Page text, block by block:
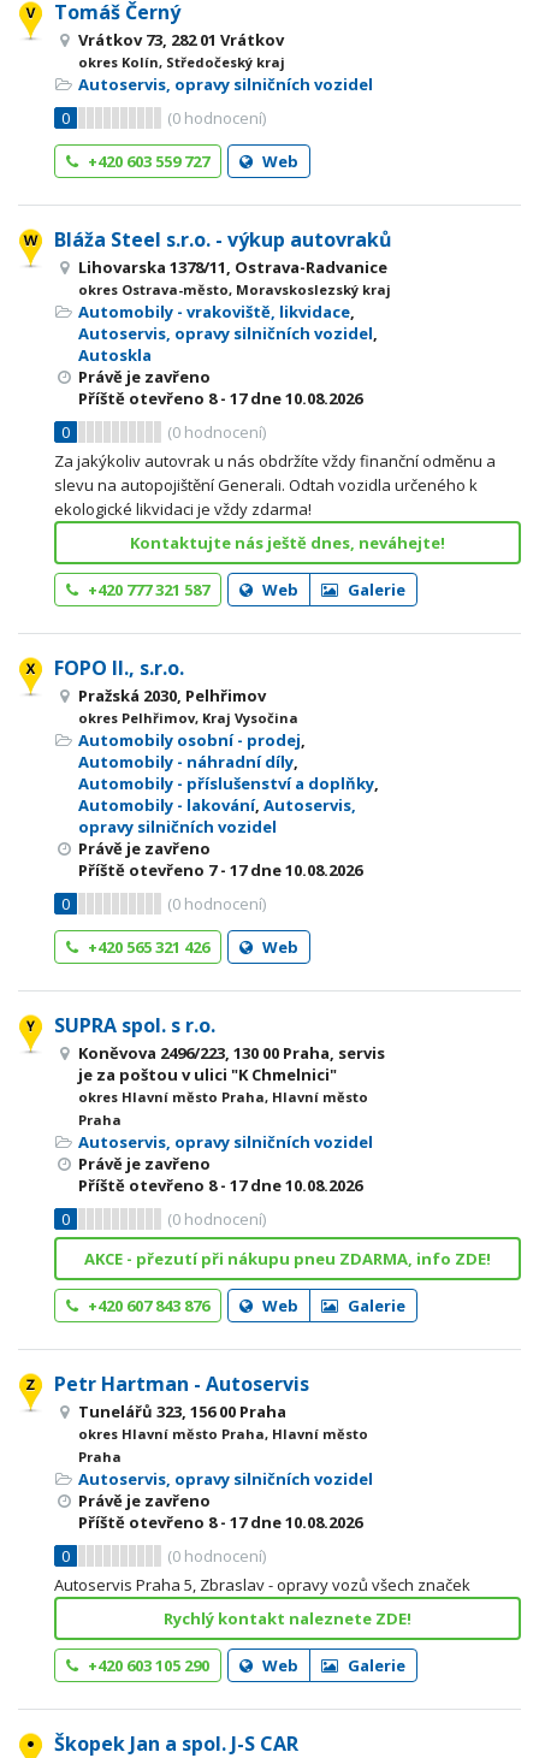
Tomáš Černý
Vrátkov 73, 282 01 Vrátkov
okres Kolín, Středočeský kraj
Autoservis, opravy silničních vozidel
0
(0 hodnocení)
+420 603 559 727
Web
Bláža Steel s.r.o. - výkup autovraků
Lihovarska 1378/11, Ostrava-Radvanice
okres Ostrava-město, Moravskoslezský kraj
Automobily - vrakoviště, likvidace,
Autoservis, opravy silničních vozidel,
Autoskla
Právě je zavřeno
Příště otevřeno 8 - 17dne 10.08.2026
0
(0 hodnocení)
Za jakýkoliv autovrak u nás obdržíte vždy finanční odměnu a
slevu na autopojištění Generali. Odtah vozidla určeného k
ekologické likvidaci je vždy zdarma!
Kontaktujte nás ještě dnes, neváhejte!
+420 777 321 587 Web Galerie
FOPO II., s.r.o.
Pražská 2030, Pelhřimov
okres Pelhřimov, Kraj Vysočina
Automobily osobní - prodej,
Automobily - náhradní díly,
Automobily - příslušenství a doplňky,
Automobily - lakování, Autoservis,
opravy silničních vozidel
Právě je zavřeno
Příště otevřeno 7 - 17dne 10.08.2026
0
(0 hodnocení)
+420 565 321 426
Web
SUPRA spol. s r.o.
Koněvova 2496/223, 130 00 Praha, servis
je za poštou v ulici "K Chmelnici"
okres Hlavní město Praha, Hlavní město
Praha
Autoservis, opravy silničních vozidel
Právě je zavřeno
Příště otevřeno 8 - 17dne 10.08.2026
0
(0 hodnocení)
AKCE - přezutí při nákupu pneu ZDARMA, info ZDE!
+420 607 843 876 Web Galerie
Petr Hartman - Autoservis
Tunelářů 323, 156 00 Praha
okres Hlavní město Praha, Hlavní město
Praha
Autoservis, opravy silničních vozidel
Právě je zavřeno
Příště otevřeno 8 - 17dne 10.08.2026
0
(0 hodnocení)
Autoservis Praha 5, Zbraslav - opravy vozů všech značek
Rychlý kontakt naleznete ZDE!
+420 603 105 290 Web Galerie
Škopek Jan a spol. J-S CAR